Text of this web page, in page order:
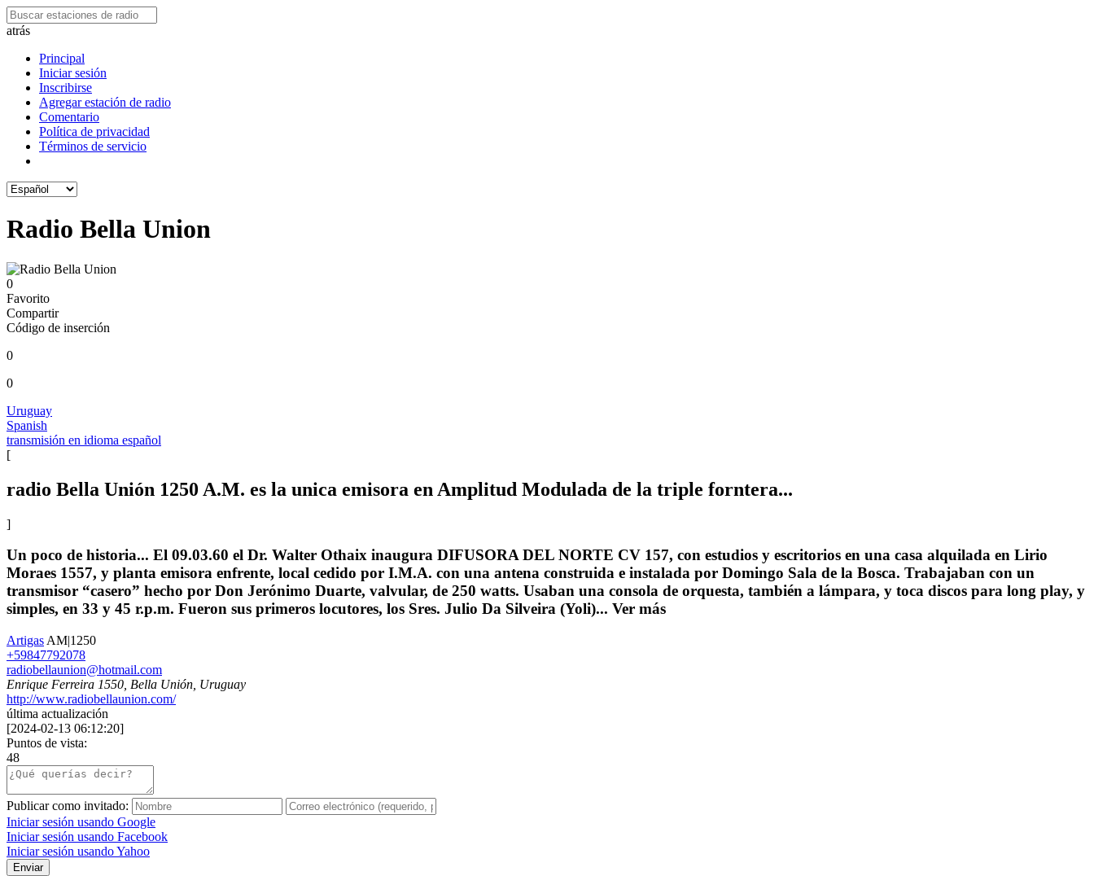
atrás
Principal
Iniciar sesión
Inscribirse
Agregar estación de radio
Comentario
Política de privacidad
Términos de servicio
Radio Bella Union
0
Favorito
Compartir
Código de inserción
0
0
Uruguay
Spanish
transmisión en idioma español
[
radio Bella Unión 1250 A.M. es la unica emisora en Amplitud Modulada de la triple forntera...
]
Un poco de historia... El 09.03.60 el Dr. Walter Othaix inaugura DIFUSORA DEL NORTE CV 157, con estudios y escritorios en una casa alquilada en Lirio
Moraes 1557, y planta emisora enfrente, local cedido por I.M.A. con una antena construida e instalada por Domingo Sala de la Bosca. Trabajaban con un
transmisor “casero” hecho por Don Jerónimo Duarte, valvular, de 250 watts. Usaban una consola de orquesta, también a lámpara, y toca discos para long play, y
simples, en 33 y 45 r.p.m. Fueron sus primeros locutores, los Sres. Julio Da Silveira (Yoli)... Ver más
Artigas AM|1250
+59847792078
radiobellaunion@hotmail.com
Enrique Ferreira 1550, Bella Unión, Uruguay
http://www.radiobellaunion.com/
última actualización
[2024-02-13 06:12:20]
Puntos de vista:
48
Publicar como invitado:
Iniciar sesión usando Google
Iniciar sesión usando Facebook
Iniciar sesión usando Yahoo
Enviar